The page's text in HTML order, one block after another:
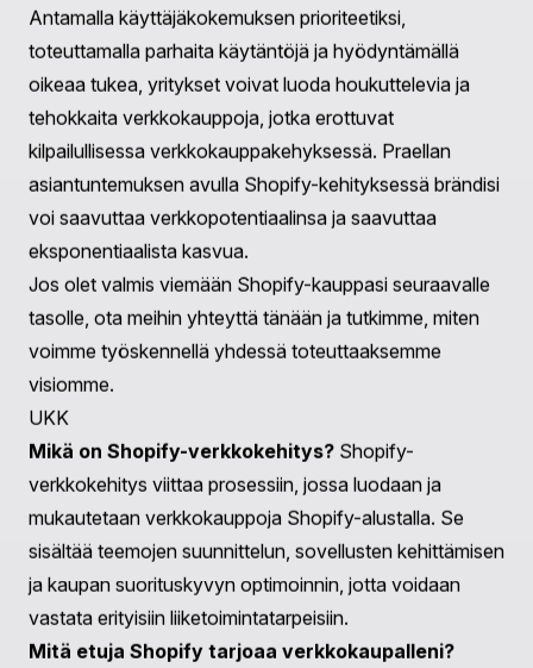
Strategia, Jatkuvuus ja Kasvu: Yhteistyösi tiimin
kanssa keskittyy tietopohjaisiin strategioihin, jotka
parantavat sivun nopeutta, datan keruuta, teknistä
SEO:ta ja saavutettavuutta. Löydä lisää tästä
palvelustatästä.
Konsultointi: Konsultointipalvelumme auttavat
brändejä navigoimaan verkkokaupan monimutkaisissa
asioissa, välttämään yleisiä sudenkuoppia ja tekemään
transformaatiovaihtoehtoja. Tutustu
konsultointitarjontaatästä.
Yhteenveto
Ymmärtäminen siitä, mitä Shopify-verkkokehitys pitää
sisällään, on ratkaisevan tärkeää yrittäjille, jotka pyrkivät
rakentamaan menestyviä verkkokauppoja. Teemojen
mukauttamisesta sovelluskehitykseen ja suorituskyvyn
optimointiin, Shopify tarjoaa monipuolisen alustan, joka
palvelee erilaisia liiketoimintatarpeita.
Antamalla käyttäjäkokemuksen prioriteetiksi,
toteuttamalla parhaita käytäntöjä ja hyödyntämällä
oikeaa tukea, yritykset voivat luoda houkuttelevia ja